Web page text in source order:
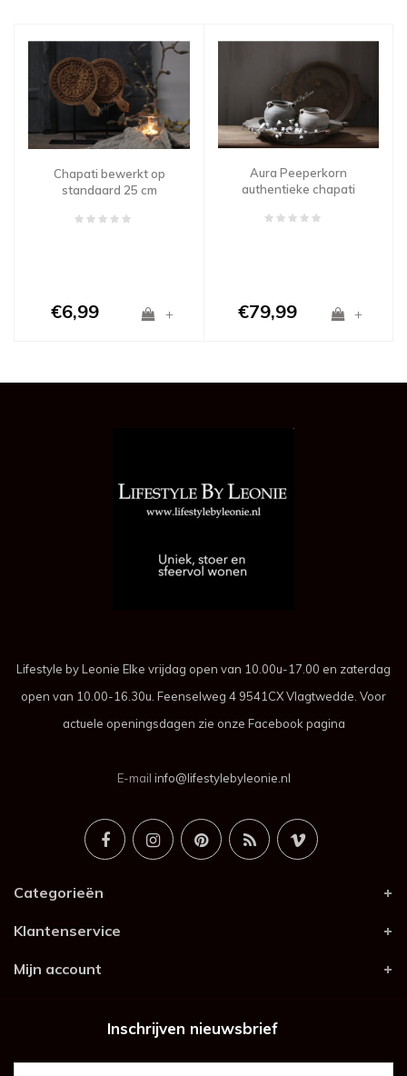
Chapati bewerkt op
standaard 25 cm
€6,99 +
Aura Peeperkorn
authentieke chapati
€79,99 +
Lifestyle by Leonie Elke vrijdag open van 10.00u-17.00 en zaterdag
open van 10.00-16.30u. Feenselweg 4 9541CX Vlagtwedde. Voor
actuele openingsdagen zie onze Facebook pagina
E-mail info@lifestylebyleonie.nl
Categorieën
Klantenservice
Mijn account
Inschrijven nieuwsbrief